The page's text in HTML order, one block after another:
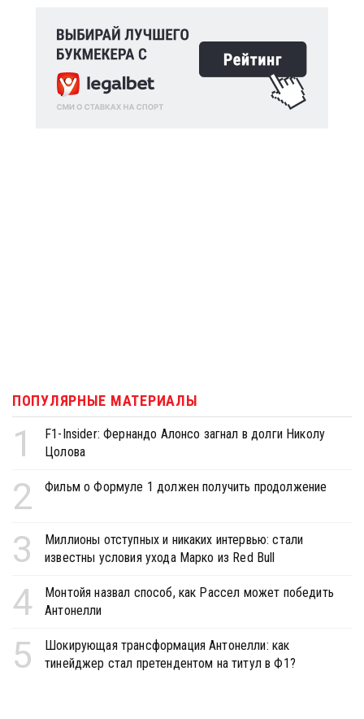
ПОПУЛЯРНЫЕ МАТЕРИАЛЫ
1
F1-Insider: Фернандо Алонсо загнал в долги Николу
Цолова
2 Фильм о Формуле 1 должен получить продолжение
3
Миллионы отступных и никаких интервью: стали
известны условия ухода Марко из Red Bull
4
Монтойя назвал способ, как Рассел может победить
Антонелли
5
Шокирующая трансформация Антонелли: как
тинейджер стал претендентом на титул в Ф1?